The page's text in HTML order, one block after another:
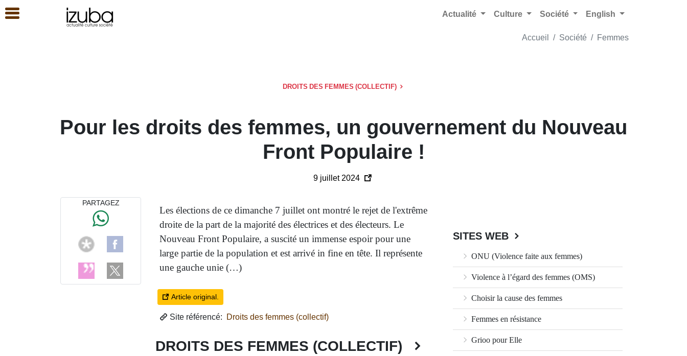
Actualité Culture Société English
Accueil Société Femmes
DROITS DES FEMMES (COLLECTIF)
Pour les droits des femmes, un gouvernement du Nouveau
Front Populaire !
9 juillet 2024
Les élections de ce dimanche 7 juillet ont montré le rejet de l'extrême
droite de la part de la majorité des électrices et des électeurs. Le
Nouveau Front Populaire, a suscité un immense espoir pour une
large partie de la population et est arrivé in fine en tête. Il représente
une gauche unie (…)
Article original.
Site référencé: Droits des femmes (collectif)
DROITS DES FEMMES (COLLECTIF)
PARTAGEZ
SITES WEB
ONU (Violence faite aux femmes)
Violence à l’égard des femmes (OMS)
Choisir la cause des femmes
Femmes en résistance
Grioo pour Elle